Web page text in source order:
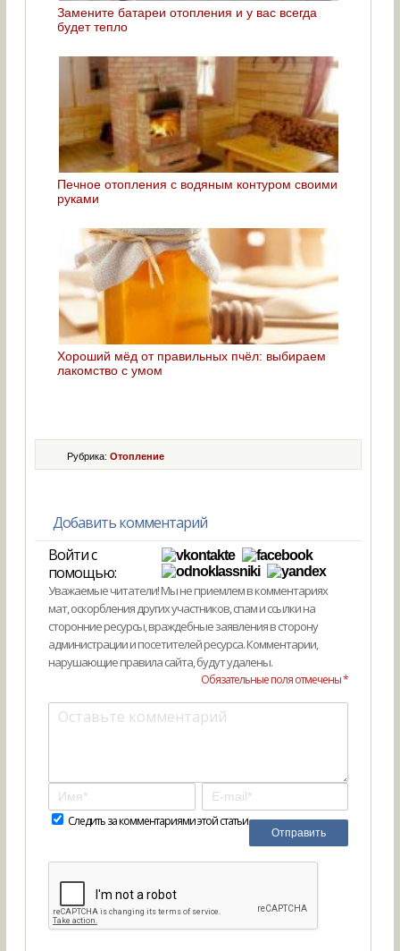
Замените батареи отопления и у вас всегда
будет тепло
Печное отопления с водяным контуром своими
руками
Хороший мёд от правильных пчёл: выбираем
лакомство с умом
Рубрика:Отопление
Добавить комментарий
Войти с
помощью:
Уважаемые читатели! Мы не приемлем в комментариях
мат, оскорбления других участников, спам и ссылки на
сторонние ресурсы, враждебные заявления в сторону
администрации и посетителей ресурса. Комментарии,
нарушающие правила сайта, будут удалены.
Обязательные поля отмечены *
Следить за комментариями этой статьи